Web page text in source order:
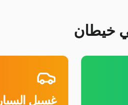
خيطان
غسيل